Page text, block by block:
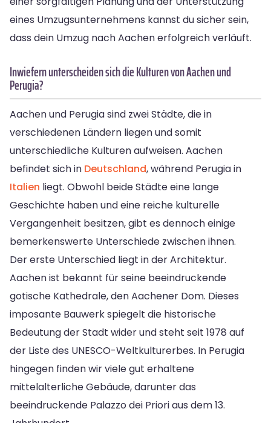
eines Umzugsunternehmens kannst du sicher sein,
dass dein Umzug nach Aachen erfolgreich verläuft.
Inwiefern unterscheiden sich die Kulturen von Aachen und
Perugia?
Aachen und Perugia sind zwei Städte, die in
verschiedenen Ländern liegen und somit
unterschiedliche Kulturen aufweisen. Aachen
befindet sich in Deutschland, während Perugia in
Italien liegt. Obwohl beide Städte eine lange
Geschichte haben und eine reiche kulturelle
Vergangenheit besitzen, gibt es dennoch einige
bemerkenswerte Unterschiede zwischen ihnen.
Der erste Unterschied liegt in der Architektur.
Aachen ist bekannt für seine beeindruckende
gotische Kathedrale, den Aachener Dom. Dieses
imposante Bauwerk spiegelt die historische
Bedeutung der Stadt wider und steht seit 1978 auf
der Liste des UNESCO-Weltkulturerbes. In Perugia
hingegen finden wir viele gut erhaltene
mittelalterliche Gebäude, darunter das
beeindruckende Palazzo dei Priori aus dem 13.